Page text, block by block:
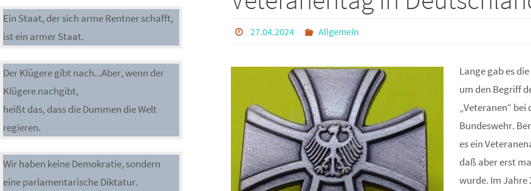
27.04.2024 Allgemein
Lange gab es
um den Begriff
„Veteranen“ bei
Bundeswehr.
es ein
daß aber erst
wurde. Im Jahre
Ein Staat, der sich arme Rentner schafft,
ist ein armer Staat.
Der Klügere gibt nach...Aber, wenn der
Klügere nachgibt,
heißt das, dass die Dummen die Welt
regieren.
Wir haben keine Demokratie, sondern
eine parlamentarische Diktatur.